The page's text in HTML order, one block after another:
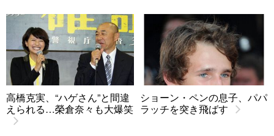
高橋克実、“ハゲさん”と間違
えられる…榮倉奈々も大爆笑
ショーン・ペンの息子、パパ
ラッチを突き飛ばす